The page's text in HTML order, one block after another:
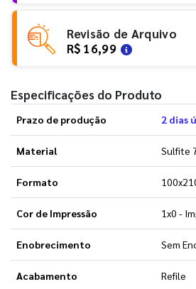
Revisão de Arquivo
R$ 16,99
Especificações do Produto
Prazo de produção 2 dias
Material Sulfite
Formato
Cor de Impressão 1x0 -
Enobrecimento Sem
Acabamento Refile